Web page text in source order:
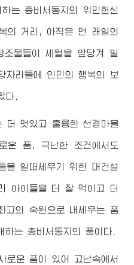
하는 총비서동지의 위민헌신
의 거리, 아직은 먼 래일의
조물들이 세월을 앞당겨 일
자리들에 인민의 행복의 보
다.
더 멋있고 훌륭한 선경마을
운 품, 극난한 조건에서도
을 일떠세우기 위한 대건설
아이들을 더 잘 먹이고 더
고의 숙원으로 내세우는 품
하는 총비서동지 의 품이다.
로운 품이 있어 고난속에서